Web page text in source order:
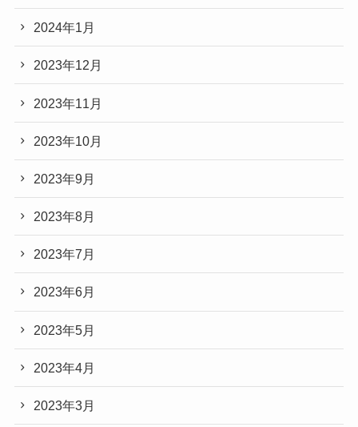
2024年1月
2023年12月
2023年11月
2023年10月
2023年9月
2023年8月
2023年7月
2023年6月
2023年5月
2023年4月
2023年3月